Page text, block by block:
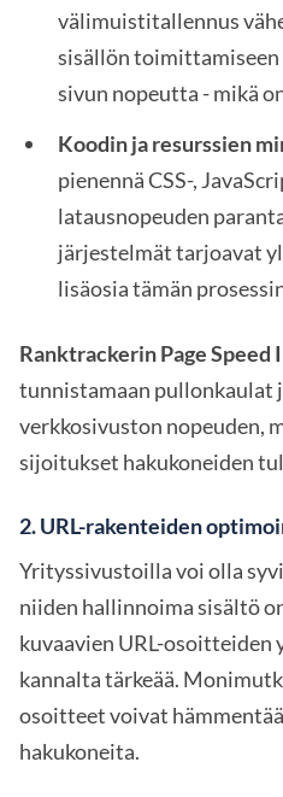
välimuistitallennus
sisällön
sivun nopeutta - mikä
Koodin ja resurssien
pienennä CSS-,
latausnopeuden
järjestelmät tarjoavat
lisäosia tämän
Ranktrackerin Page Speed
tunnistamaan pullonkaulat
verkkosivuston nopeuden,
sijoitukset hakukoneiden
2.URL-rakenteiden
Yrityssivustoilla voi olla
niiden hallinnoima sisältö
kuvaavien URL-osoitteiden
kannalta tärkeää.
osoitteet voivat
hakukoneita.